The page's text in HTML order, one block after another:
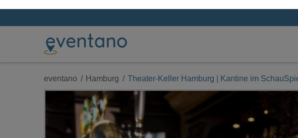
eventano Hamburg Theater-Keller Hamburg | Kantine im